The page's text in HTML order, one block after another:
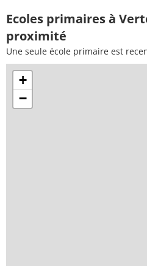
Ecoles primaires à
proximité
Une seule école primaire est
+
−